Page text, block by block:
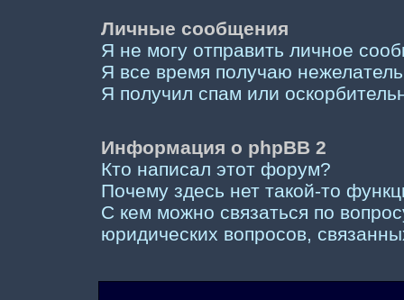
Личные сообщения
Я не могу отправить личное
Я все время получаю
Я получил спам или
Информация о phpBB 2
Кто написал этот форум?
Почему здесь нет такой-то
С кем можно связаться по
юридических вопросов,